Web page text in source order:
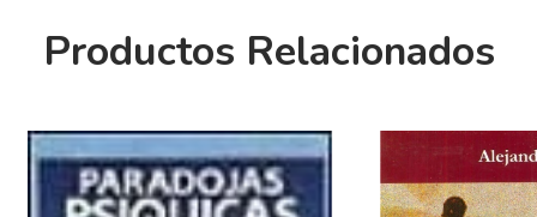
Productos Relacionados